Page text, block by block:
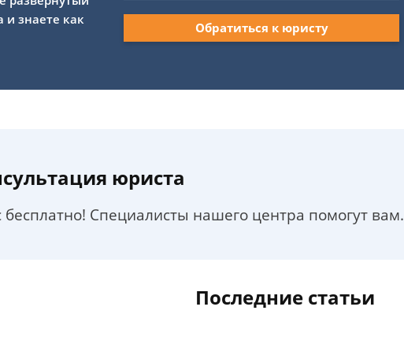
и знаете как
Обратиться к юристу
юриста
бесплатно! Специалисты нашего центра помогут вам.
Последние статьи